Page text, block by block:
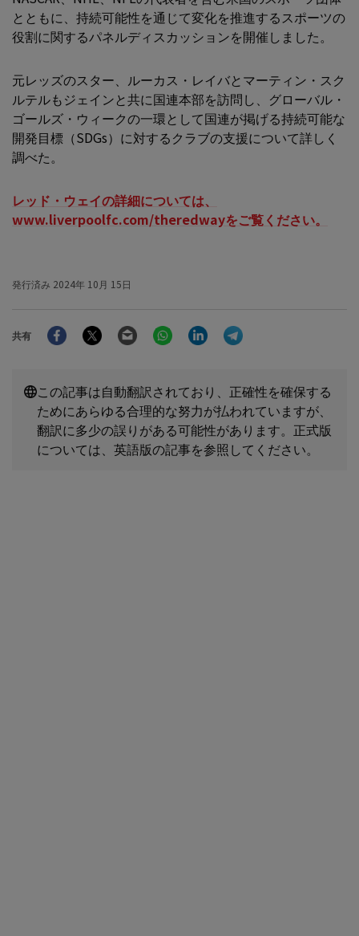
とともに、持続可能性を通じて変化を推進するスポーツの
役割に関するパネルディスカッションを開催しました。
元レッズのスター、ルーカス・レイバとマーティン・スク
ルテルもジェインと共に国連本部を訪問し、グローバル・
ゴールズ・ウィークの一環として国連が掲げる持続可能な
開発目標（SDGs）に対するクラブの支援について詳しく
調べた。
レッド・ウェイの詳細については、
www.liverpoolfc.com/theredwayをご覧ください。
発行済み 2024年 10月 15日
共有
FacebookTwitter Email WhatsAppLinkedIn
この記事は自動翻訳されており、正確性を確保する
ためにあらゆる合理的な努力が払われていますが、
翻訳に多少の誤りがある可能性があります。正式版
については、英語版の記事を参照してください。